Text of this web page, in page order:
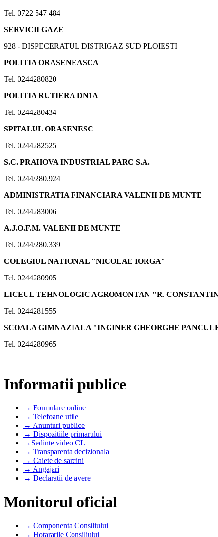
Tel. 0722 547 484
SERVICII GAZE
928 - DISPECERATUL DISTRIGAZ SUD PLOIESTI
POLITIA ORASENEASCA
Tel. 0244280820
POLITIA RUTIERA DN1A
Tel. 0244280434
SPITALUL ORASENESC
Tel. 0244282525
S.C. PRAHOVA INDUSTRIAL PARC S.A.
Tel. 0244/280.924
ADMINISTRATIA FINANCIARA VALENII DE MUNTE
Tel. 0244283006
A.J.O.F.M. VALENII DE MUNTE
Tel. 0244/280.339
COLEGIUL NATIONAL "NICOLAE IORGA"
Tel. 0244280905
LICEUL TEHNOLOGIC AGROMONTAN "R.
Tel. 0244281555
SCOALA GIMNAZIALA "INGINER GHEORGHE
Tel. 0244280965
Informatii publice
→ Formulare online
→ Telefoane utile
→ Anunturi publice
→ Dispozitiile primarului
→Sedinte video CL
→ Transparenta decizionala
→ Caiete de sarcini
→ Angajari
→ Declaratii de avere
Monitorul oficial
→ Componenta Consiliului
→ Hotararile Consiliului